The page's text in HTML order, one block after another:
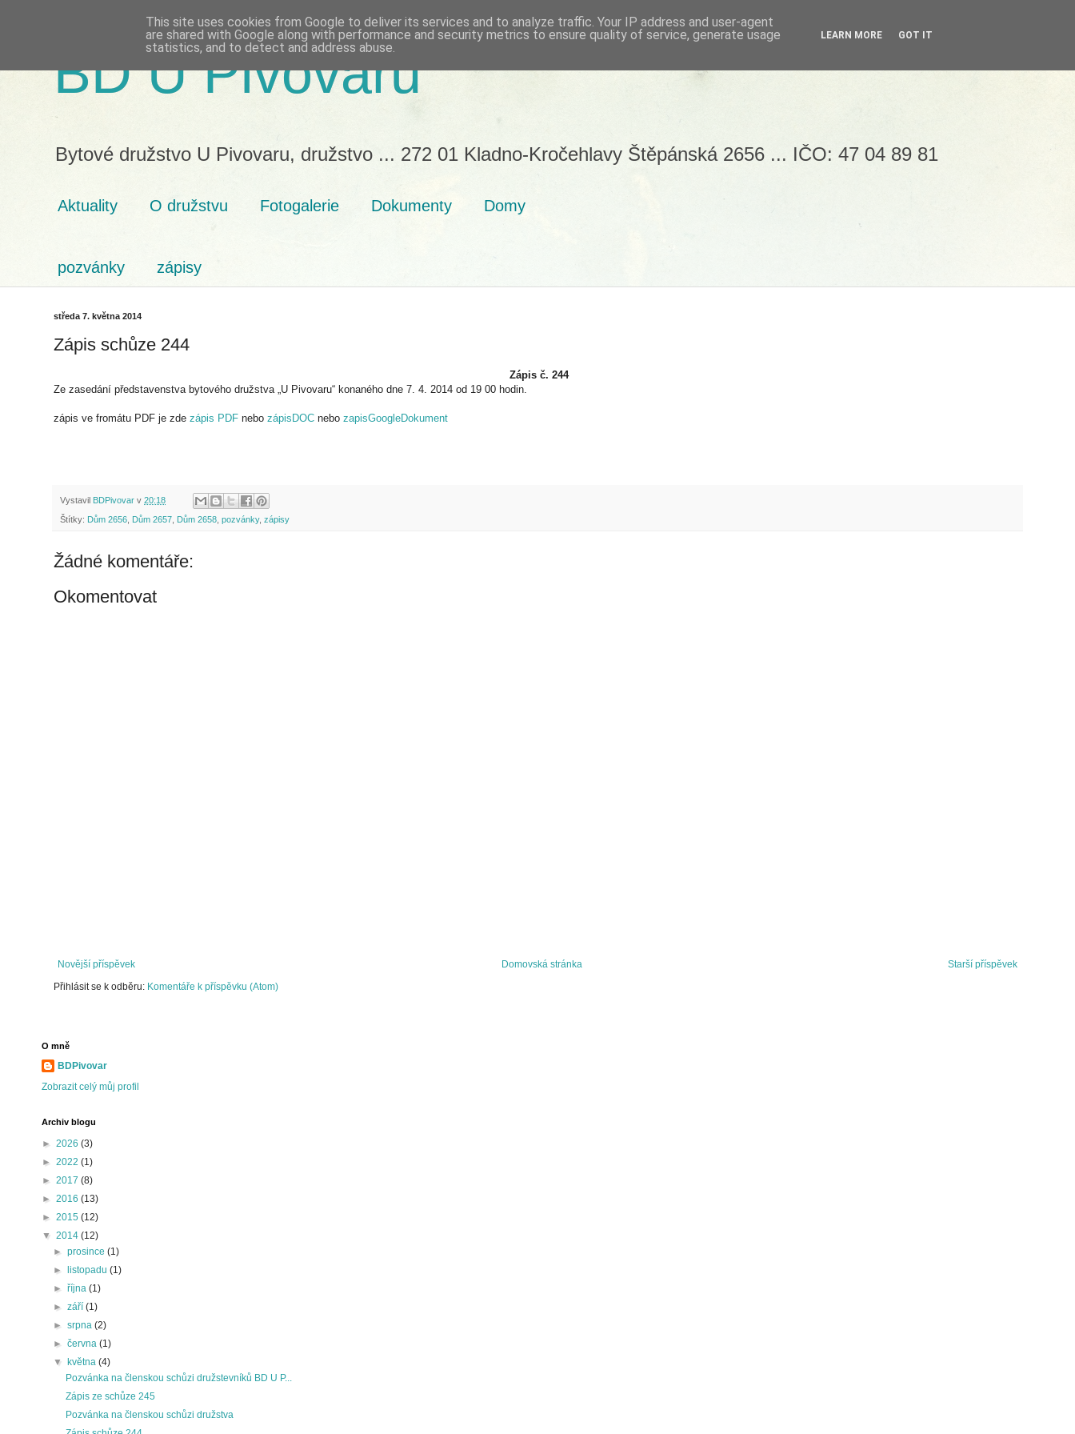
BD U Pivovaru
Bytové družstvo U Pivovaru, družstvo ... 272 01 Kladno-Kročehlavy Štěpánská 2656 ... IČO: 47 04 89 81
Aktuality O družstvu Fotogalerie Dokumenty Domy
pozvánky zápisy
středa 7. května 2014
Zápis schůze 244
Zápis č. 244
Ze zasedání představenstva bytového družstva „U Pivovaru“ konaného dne 7. 4. 2014 od 19 00 hodin.
zápis ve fromátu PDF je zde zápis PDF nebo zápisDOC nebo zapisGoogleDokument
Vystavil BDPivovar v 20:18
Štítky: Dům 2656 Dům 2657 Dům 2658 pozvánky, zápisy
Žádné komentáře:
Okomentovat
Novější příspěvek Starší příspěvek
Domovská stránka
Přihlásit se k odběru: Komentáře k příspěvku (Atom)
O mně
BDPivovar
Zobrazit celý můj profil
Archiv blogu
► 2026 (3)
► 2022 (1)
► 2017 (8)
► 2016 (13)
► 2015 (12)
▼ 2014 (12)
►prosince(1)
►
listopadu(1)
►října(1)
►září(1)
►srpna(2)
►června(1)
▼
května(4)
Pozvánka na členskou schůzi družstevníků BD U P...
Zápis ze schůze 245
Pozvánka na členskou schůzi družstva
This site uses cookies from Google to deliver its services and to analyze traffic. Your IP address and user-agent
are shared with Google along with performance and security metrics to ensure quality of service, generate usage
statistics, and to detect and address abuse.
LEARN MORE GOT IT